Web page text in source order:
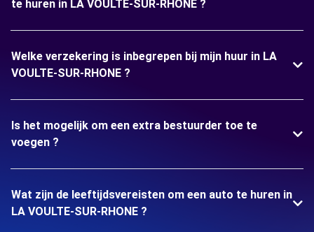
te huren in LA VOULTE-SUR-RHONE ?
Welke verzekering is inbegrepen bij mijn huur in LA
VOULTE-SUR-RHONE ?
Is het mogelijk om een extra bestuurder toe te
voegen ?
Wat zijn de leeftijdsvereisten om een auto te huren in
LA VOULTE-SUR-RHONE ?